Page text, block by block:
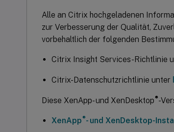
Alle an Citrix hochgeladenen
zur Verbesserung der Qualität,
vorbehaltlich der folgenden
Citrix Insight Services-Richtlinie
Citrix-Datenschutzrichtlinie unter
Diese XenApp- und XenDesktop®-
XenApp®- und XenDesktop-